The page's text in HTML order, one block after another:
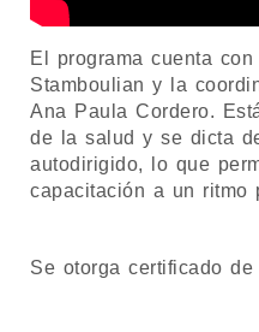
El programa cuenta
Stamboulian y la
Ana Paula Cordero.
de la salud y se dicta
autodirigido, lo que
capacitación a un ritmo
Se otorga certificado de